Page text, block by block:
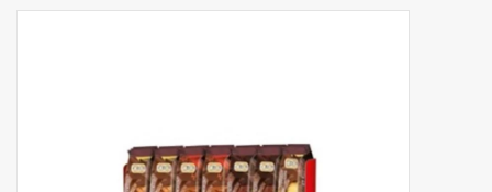
Aperitiefkoekjes